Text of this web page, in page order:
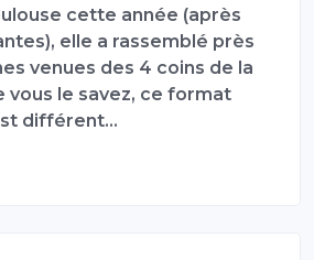
cette année (après
elle a rassemblé près
venues des 4 coins de la
vous le savez, ce format
différent…